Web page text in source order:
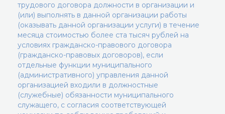
трудового договора должности в организации и
(или) выполнять в данной организации работы
(оказывать данной организации услуги) в течение
месяца стоимостью более ста тысяч рублей на
условиях гражданско-правового договора
(гражданско-правовых договоров), если
отдельные функции муниципального
(административного) управления данной
организацией входили в должностные
(служебные) обязанности муниципального
служащего, с согласия соответствующей